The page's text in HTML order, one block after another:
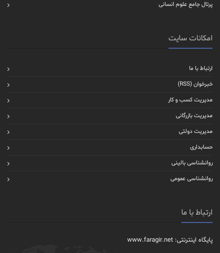
پرتال جامع علوم انسانی
امکانات سایت
ارتباط با ما
خبرخوان (RSS)
مدیریت کسب و کار
مدیریت بازرگانی
مدیریت دولتی
حسابداری
روانشناسی بالینی
روانشناسی عمومی
ارتباط با ما
پایگاه اینترنتی: www.faragir.net